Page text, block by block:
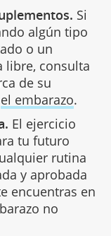
Si
algún tipo
o un
libre, consulta
de su
el embarazo.
El ejercicio
tu futuro
rutina
y aprobada
encuentras en
no